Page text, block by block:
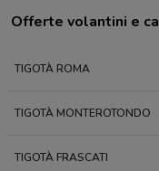
Offerte volantini e
TIGOTÀ ROMA
TIGOTÀ MONTEROTONDO
TIGOTÀ FRASCATI